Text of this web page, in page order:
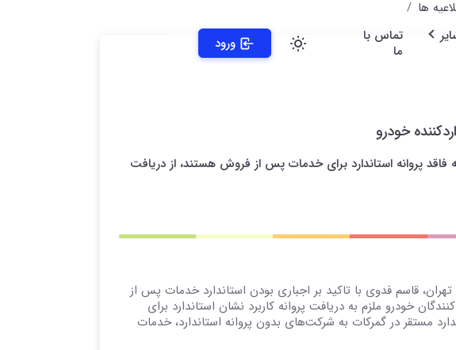
تماس با
ما
ورود
ها
خودرو
فاقد پروانه استاندارد برای خدمات پس از فروش هستند، از دریافت
قاسم فدوی با تاکید بر اجباری بودن استاندارد خدمات پس از
و واردکنندگان خودرو ملزم به دریافت پروانه کاربرد نشان استاندارد برای
مستقر در گمرکات به شرکت‌های بدون پروانه استاندارد، خدمات